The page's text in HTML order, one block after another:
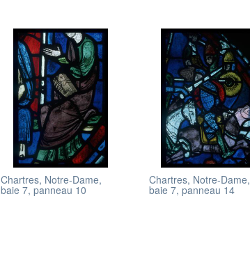
Chartres, Notre-Dame,
baie 7, panneau 10
Chartres, Notre-Dame,
baie 7, panneau 14